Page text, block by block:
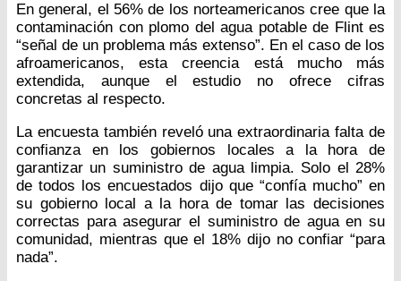
En general, el 56% de los norteamericanos cree que la
contaminación con plomo del agua potable de Flint es
“señal de un problema más extenso”. En el caso de los
afroamericanos, esta creencia está mucho más
extendida, aunque el estudio no ofrece cifras
concretas al respecto.
La encuesta también reveló una extraordinaria falta de
confianza en los gobiernos locales a la hora de
garantizar un suministro de agua limpia. Solo el 28%
de todos los encuestados dijo que “confía mucho” en
su gobierno local a la hora de tomar las decisiones
correctas para asegurar el suministro de agua en su
comunidad, mientras que el 18% dijo no confiar “para
nada”.